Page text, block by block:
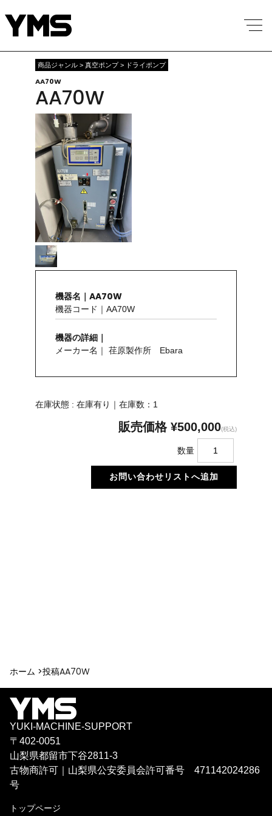
商品ジャンル > 真空ポンプ > ドライポンプ
AA70W
AA70W
機器名｜AA70W
機器コード｜AA70W
機器の詳細｜
メーカー名｜ 荏原製作所 Ebara
在庫状態 : 在庫有り｜在庫数：1
販売価格 ¥500,000(税込)
数量
ホーム >投稿AA70W
YUKI-MACHINE-SUPPORT
〒402-0051
山梨県都留市下谷2811-3
古物商許可｜山梨県公安委員会許可番号 471142024286
号
トップページ